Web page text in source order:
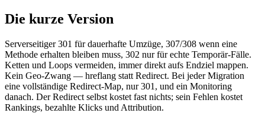
Die kurze Version
Serverseitiger 301 für dauerhafte Umzüge, 307/308 wenn eine
Methode erhalten bleiben muss, 302 nur für echte Temporär-Fälle.
Ketten und Loops vermeiden, immer direkt aufs Endziel mappen.
Kein Geo-Zwang — hreflang statt Redirect. Bei jeder Migration
eine vollständige Redirect-Map, nur 301, und ein Monitoring
danach. Der Redirect selbst kostet fast nichts; sein Fehlen kostet
Rankings, bezahlte Klicks und Attribution.